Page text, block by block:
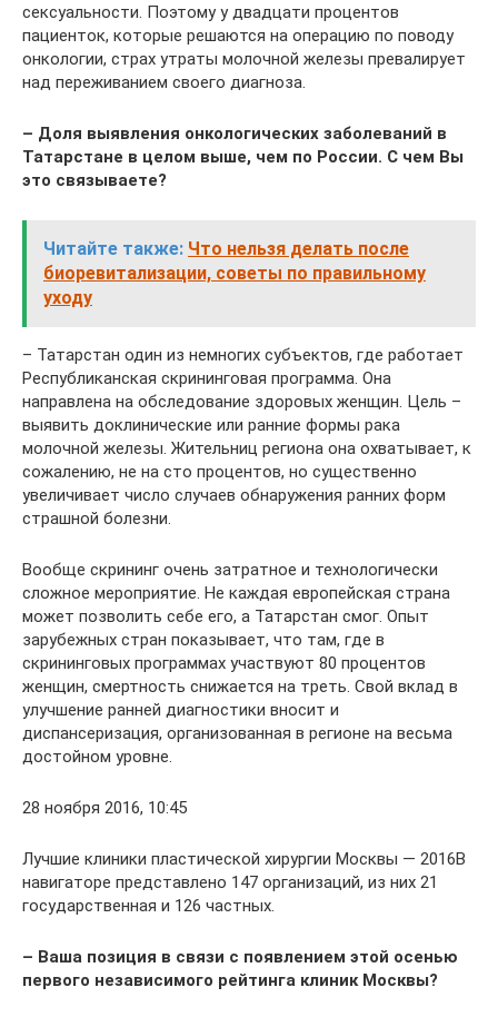
сексуальности. Поэтому у двадцати процентов
пациенток, которые решаются на операцию по поводу
онкологии, страх утраты молочной железы превалирует
над переживанием своего диагноза.
– Доля выявления онкологических заболеваний в
Татарстане в целом выше, чем по России. С чем Вы
это связываете?
Читайте также: Что нельзя делать после
биоревитализации, советы по правильному
уходу
– Татарстан один из немногих субъектов, где работает
Республиканская скрининговая программа. Она
направлена на обследование здоровых женщин. Цель –
выявить доклинические или ранние формы рака
молочной железы. Жительниц региона она охватывает, к
сожалению, не на сто процентов, но существенно
увеличивает число случаев обнаружения ранних форм
страшной болезни.
Вообще скрининг очень затратное и технологически
сложное мероприятие. Не каждая европейская страна
может позволить себе его, а Татарстан смог. Опыт
зарубежных стран показывает, что там, где в
скрининговых программах участвуют 80 процентов
женщин, смертность снижается на треть. Свой вклад в
улучшение ранней диагностики вносит и
диспансеризация, организованная в регионе на весьма
достойном уровне.
28 ноября 2016, 10:45
Лучшие клиники пластической хирургии Москвы — 2016В
навигаторе представлено 147 организаций, из них 21
государственная и 126 частных.
– Ваша позиция в связи с появлением этой осенью
первого независимого рейтинга клиник Москвы?